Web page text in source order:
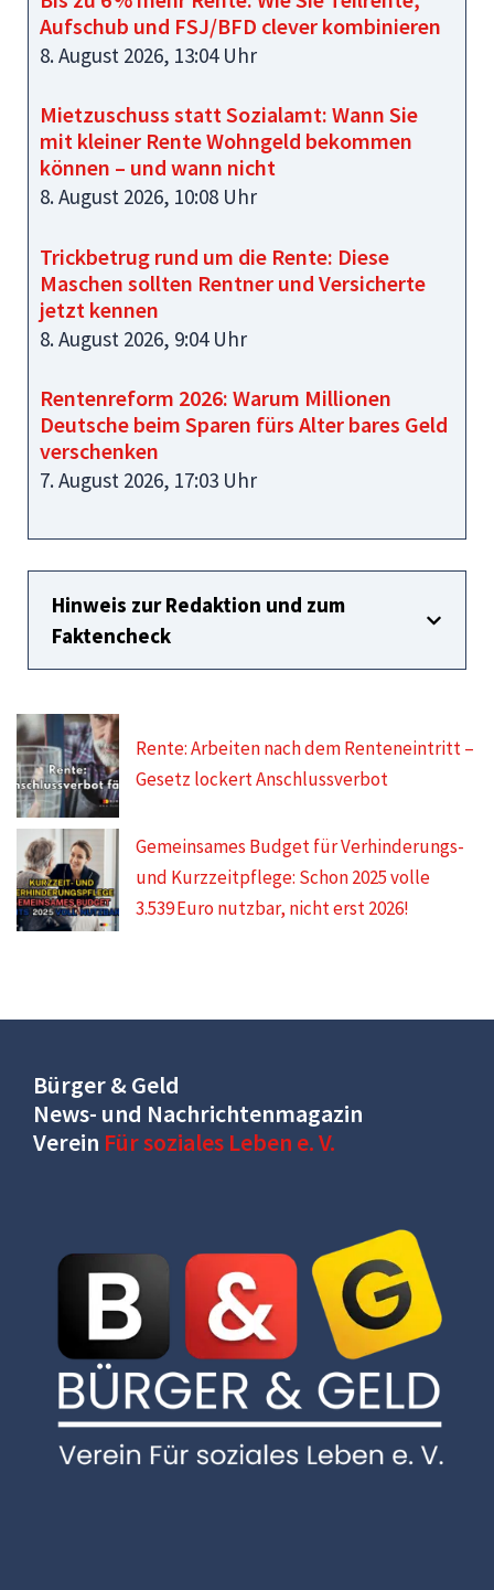
Aufschub und FSJ/BFD clever kombinieren
8. August 2026, 13:04 Uhr
Mietzuschuss statt Sozialamt: Wann Sie
mit kleiner Rente Wohngeld bekommen
können – und wann nicht
8. August 2026, 10:08 Uhr
Trickbetrug rund um die Rente: Diese
Maschen sollten Rentner und Versicherte
jetzt kennen
8. August 2026, 9:04 Uhr
Rentenreform 2026: Warum Millionen
Deutsche beim Sparen fürs Alter bares Geld
verschenken
7. August 2026, 17:03 Uhr
Hinweis zur Redaktion und zum
Faktencheck
Rente: Arbeiten nach dem Renteneintritt –
Gesetz lockert Anschlussverbot
Gemeinsames Budget für Verhinderungs-
und Kurzzeitpflege: Schon 2025 volle
3.539 Euro nutzbar, nicht erst 2026!
Bürger & Geld
News- und Nachrichtenmagazin
Verein Für soziales Leben e. V.